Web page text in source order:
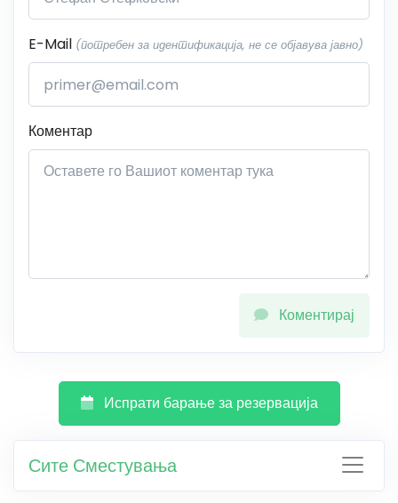
E-Mail (потребен за идентификација, не се објавува јавно)
Коментар
Коментирај
Испрати барање за резервација
Сите Сместувања